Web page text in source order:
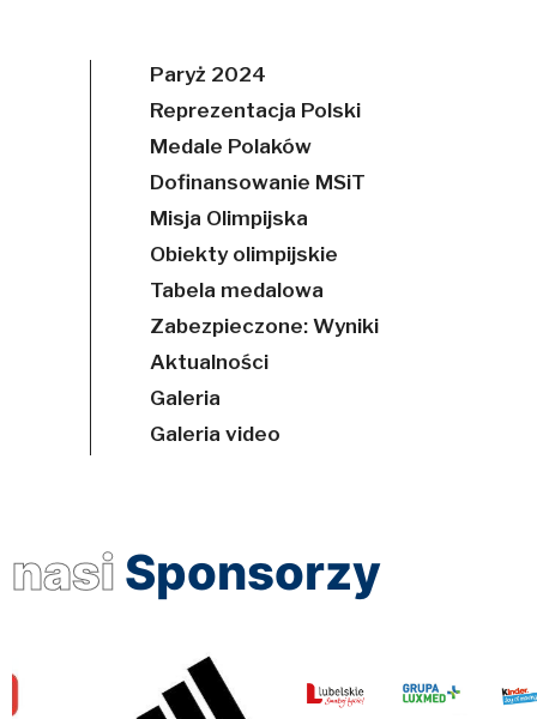
Paryż 2024
Reprezentacja Polski
Medale Polaków
Dofinansowanie MSiT
Misja Olimpijska
Obiekty olimpijskie
Tabela medalowa
Zabezpieczone: Wyniki
Aktualności
Galeria
Galeria video
nasi Sponsorzy